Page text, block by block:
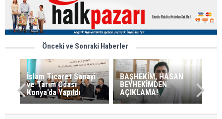
Önceki ve Sonraki Haberler
İslam Ticaret Sanayi
ve Tarım Odası
Konya’da Yapıldı
BAŞHEKİM, HASAN
BEYHEKİMDEN
AÇIKLAMA!